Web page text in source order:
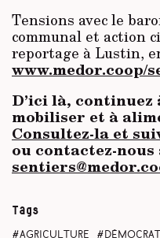
Tensions avec le
communal et action
reportage à Lustin,
www.medor.coop/
D’ici là, continuez
mobiliser et à
Consultez-la et
ou contactez-nous
Tags
agriculture